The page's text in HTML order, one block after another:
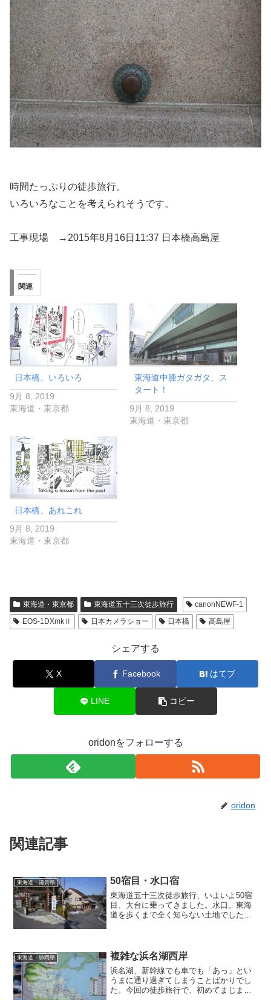
時間たっぷりの徒歩旅行。
いろいろなことを考えられそうです。
工事現場 →2015年8月16日11:37 日本橋高島屋
関連
日本橋、いろいろ
9月 8, 2019
東海道・東京都
東海道中膝ガタガタ、ス
タート！
9月 8, 2019
東海道・東京都
日本橋、あれこれ
9月 8, 2019
東海道・東京都
東海道・東京都 東海道五十三次徒歩旅行
canonNEWF-1
EOS-1DXmkⅡ
日本カメラショー 日本橋 高島屋
シェアする
X Facebook はてブ
LINE コピー
oridonをフォローする
oridon
関連記事
東海道・滋賀県 50宿目・水口宿
東海道五十三次徒歩旅行、いよいよ50宿
目、大台に乗ってきました。水口。東海
道を歩くまで全く知らない土地でした。
け。ラストスパートに向けてそう思いま
した。
東海道・静岡県 複雑な浜名湖西岸
浜名湖、新幹線でも車でも「あっ」とい
うまに通り過ぎてしまうことばかりでし
た。今回の徒歩旅行で、初めてまじまじ